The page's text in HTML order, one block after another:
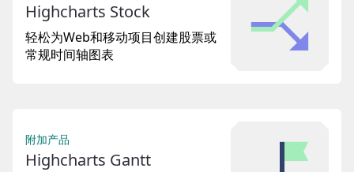
Highcharts Stock
轻松为Web和移动项目创建股票或
常规时间轴图表
附加产品
Highcharts Gantt